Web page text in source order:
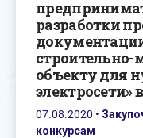
разработки
объекту для
электросети»
07.08.2020 •
конкурсам